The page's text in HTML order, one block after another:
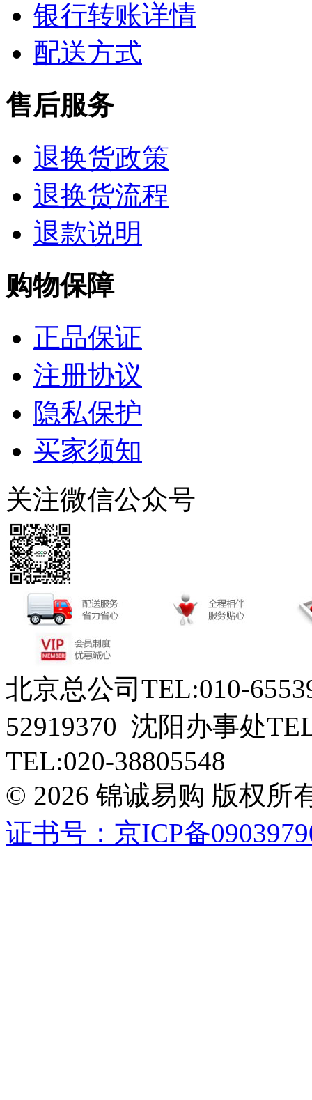
银行转账详情
配送方式
售后服务
退换货政策
退换货流程
退款说明
购物保障
正品保证
注册协议
隐私保护
买家须知
关注微信公众号
北京总公司TEL:010-
52919370 沈阳办事处
TEL:020-38805548
© 2026 锦诚易购 版权所
证书号：京ICP备